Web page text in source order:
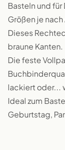
Basteln und
Größen je
Dieses
braune Kanten.
Die feste
lackiert oder...
Ideal zum
Geburtstag,